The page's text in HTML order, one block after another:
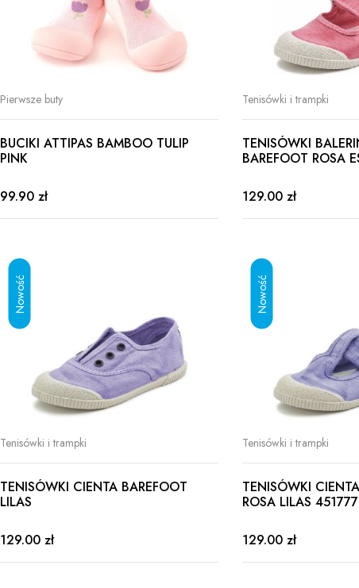
Pierwsze buty
BUCIKI ATTIPAS BAMBOO TULIP
PINK
99.90 zł
Tenisówki i trampki
TENISÓWKI
BAREFOOT ROSA
129.00 zł
Tenisówki i trampki
TENISÓWKI CIENTA BAREFOOT
LILAS
129.00 zł
Tenisówki i trampki
TENISÓWKI
ROSA LILAS
129.00 zł